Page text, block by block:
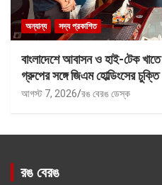
অন্যান্য সদ্য প্রকাশিত
বাংলাদেশে আবাসন ও হাই-টেক খাতে
গ্রুপের সঙ্গে জিএম হোল্ডিংসের চুক্তি
আগস্ট 7, 2026 রঙ বেরঙ ডেস্ক
রঙ বেরঙ